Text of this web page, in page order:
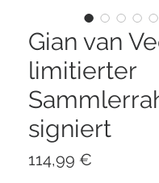
Gian van
limitierter
signiert
114,99 €